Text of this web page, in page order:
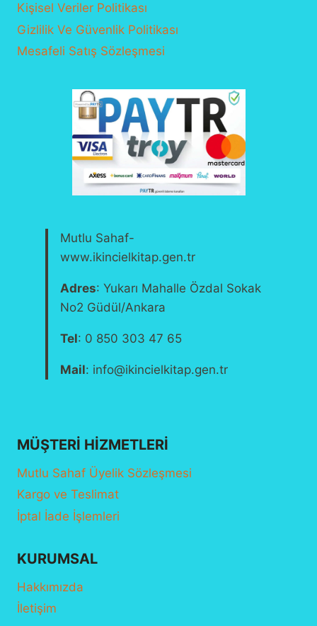
Kişisel Veriler Politikası
Gizlilik Ve Güvenlik Politikası
Mesafeli Satış Sözleşmesi
Mutlu Sahaf-
www.ikincielkitap.gen.tr
Adres: Yukarı Mahalle Özdal Sokak
No2 Güdül/Ankara
Tel: 0 850 303 47 65
Mail: info@ikincielkitap.gen.tr
MÜŞTERI HIZMETLERI
Mutlu Sahaf Üyelik Sözleşmesi
Kargo ve Teslimat
İptal İade İşlemleri
KURUMSAL
Hakkımızda
İletişim